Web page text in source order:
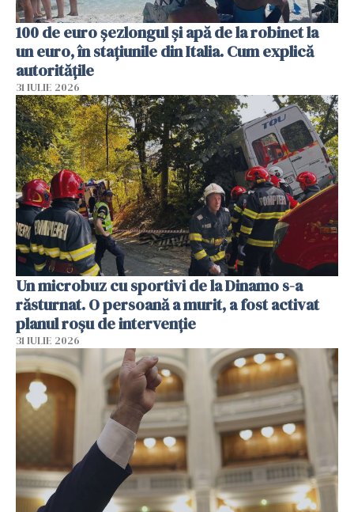
100 de euro șezlongul și apă de la robinet la
un euro, în stațiunile din Italia. Cum explică
autoritățile
31 IULIE 2026
Un microbuz cu sportivi de la Dinamo s-a
răsturnat. O persoană a murit, a fost activat
planul roșu de intervenție
31 IULIE 2026